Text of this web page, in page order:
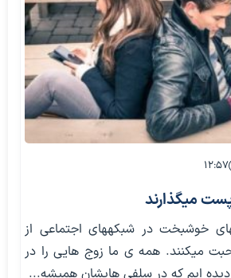
۱۲:۵۷
طبق پژوهش‎ها زوج‎های خوشبخت در شبکه‎های اجتماعی از
روابط خود کمتر صحبت می‎کنند. همه ی ما زوج هایی را در
ایم که در سلفی هایشان همیشه...